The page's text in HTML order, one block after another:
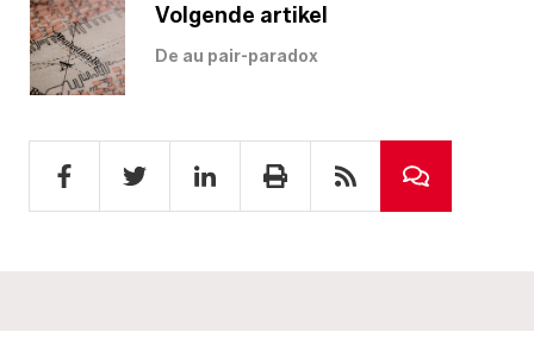
Volgende artikel
De au pair-paradox